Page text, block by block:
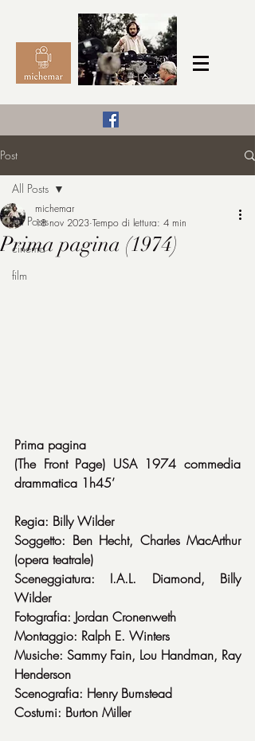
michemar
Post
All Posts
cinema
film
All Posts
Prima pagina (1974)
michemar
18 nov 2023 Tempo di lettura: 4 min
Prima pagina
(The Front Page) USA 1974 commedia
drammatica 1h45’
Regia: Billy Wilder
Soggetto: Ben Hecht, Charles MacArthur
(opera teatrale)
Sceneggiatura: I.A.L. Diamond, Billy
Wilder
Fotografia: Jordan Cronenweth
Montaggio: Ralph E. Winters
Musiche: Sammy Fain, Lou Handman, Ray
Henderson
Scenografia: Henry Bumstead
Costumi: Burton Miller